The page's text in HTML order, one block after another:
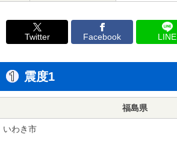
Twitter Facebook LINE
震度1
福島県
いわき市